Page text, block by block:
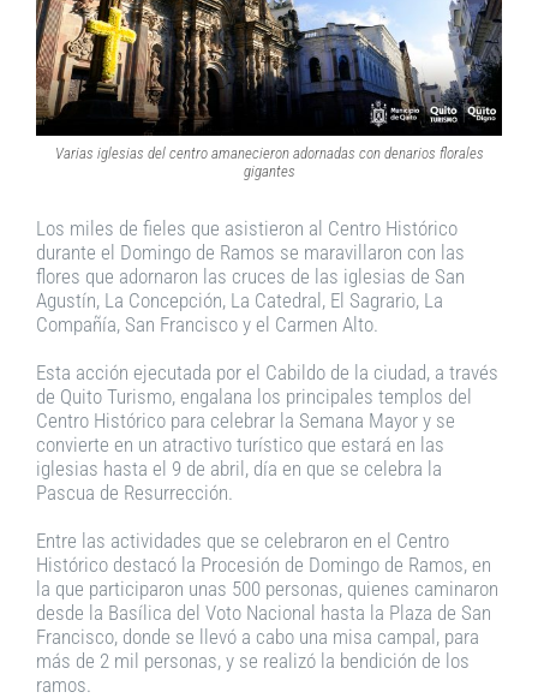
Varias iglesias del centro amanecieron adornadas con denarios florales
gigantes
Los miles de fieles que asistieron al Centro Histórico
durante el Domingo de Ramos se maravillaron con las
flores que adornaron las cruces de las iglesias de San
Agustín, La Concepción, La Catedral, El Sagrario, La
Compañía, San Francisco y el Carmen Alto.
Esta acción ejecutada por el Cabildo de la ciudad, a través
de Quito Turismo, engalana los principales templos del
Centro Histórico para celebrar la Semana Mayor y se
convierte en un atractivo turístico que estará en las
iglesias hasta el 9 de abril, día en que se celebra la
Pascua de Resurrección.
Entre las actividades que se celebraron en el Centro
Histórico destacó la Procesión de Domingo de Ramos, en
la que participaron unas 500 personas, quienes caminaron
desde la Basílica del Voto Nacional hasta la Plaza de San
Francisco, donde se llevó a cabo una misa campal, para
más de 2 mil personas, y se realizó la bendición de los
ramos.